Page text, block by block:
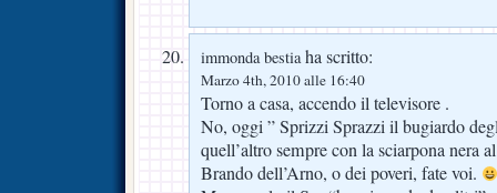
immonda bestiaha scritto:
Marzo 4th, 2010 alle 16:40
Torno a casa, accendo il televisore .
No, oggi ” Sprizzi Sprazzi il bugiardo
quell’altro sempre con la sciarpona nera
Brando dell’Arno, o dei poveri, fate voi.